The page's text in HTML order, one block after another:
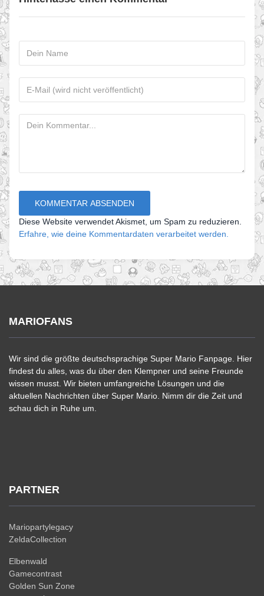
Diese Website verwendet Akismet, um Spam zu reduzieren.
Erfahre, wie deine Kommentardaten verarbeitet werden.
MARIOFANS
Wir sind die größte deutschsprachige Super Mario Fanpage. Hier
findest du alles, was du über den Klempner und seine Freunde
wissen musst. Wir bieten umfangreiche Lösungen und die
aktuellen Nachrichten über Super Mario. Nimm dir die Zeit und
schau dich in Ruhe um.
PARTNER
Mariopartylegacy
ZeldaCollection
Elbenwald
Gamecontrast
Golden Sun Zone